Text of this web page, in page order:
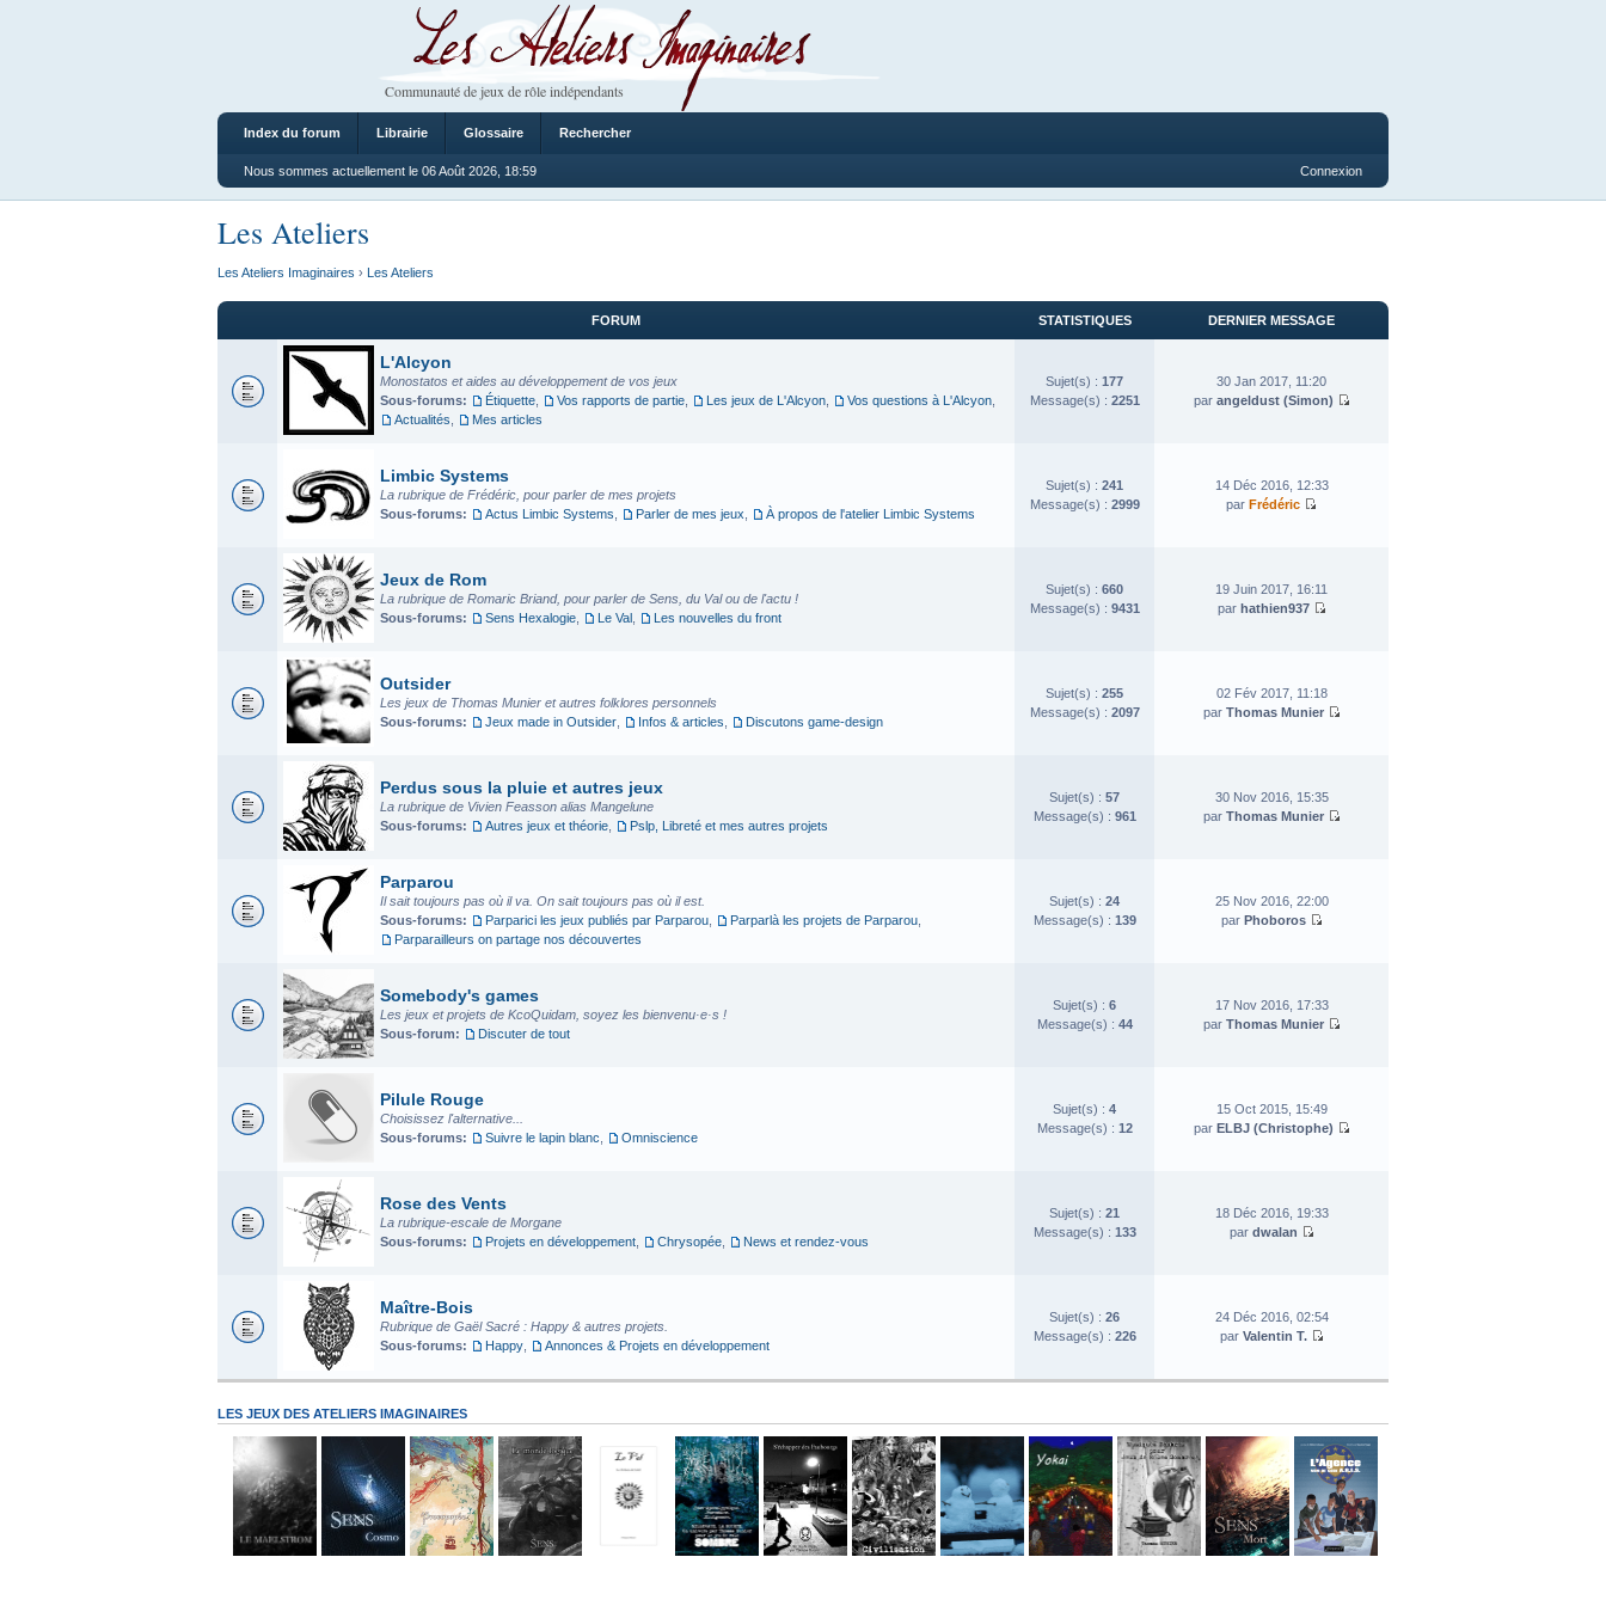
Les Ateliers Imaginaires
Communauté de jeux de rôle indépendants
Index du forum Librairie Glossaire Rechercher
Nous sommes actuellement le 06 Août 2026, 18:59 Connexion
Les Ateliers
Les Ateliers Imaginaires › Les Ateliers
FORUM STATISTIQUES DERNIER MESSAGE
L'Alcyon
Monostatos et aides au développement de vos jeux
Sous-forums:
Étiquette Vos rapports de partie Les jeux de L'Alcyon Vos questions à L'Alcyon
Actualités
Mes articles
Sujet(s) : 177
Message(s) : 2251
30 Jan 2017, 11:20
par angeldust (Simon)
Limbic Systems
La rubrique de Frédéric, pour parler de mes projets
Sous-forums:
Actus Limbic Systems Parler de mes jeux À propos de l'atelier Limbic Systems
Sujet(s) : 241
Message(s) : 2999
14 Déc 2016, 12:33
par Frédéric
Jeux de Rom
La rubrique de Romaric Briand, pour parler de Sens, du Val ou de l'actu !
Sous-forums:
Sens Hexalogie Le Val Les nouvelles du front
Sujet(s) : 660
Message(s) : 9431
19 Juin 2017, 16:11
par hathien937
Outsider
Les jeux de Thomas Munier et autres folklores personnels
Sous-forums:
Jeux made in Outsider Infos & articles Discutons game-design
Sujet(s) : 255
Message(s) : 2097
02 Fév 2017, 11:18
par Thomas Munier
Perdus sous la pluie et autres jeux
La rubrique de Vivien Feasson alias Mangelune
Sous-forums:
Autres jeux et théorie Pslp, Libreté et mes autres projets
Sujet(s) : 57
Message(s) : 961
30 Nov 2016, 15:35
par Thomas Munier
Parparou
Il sait toujours pas où il va. On sait toujours pas où il est.
Sous-forums:
Parparici les jeux publiés par Parparou Parparlà les projets de Parparou
Parparailleurs on partage nos découvertes
Sujet(s) : 24
Message(s) : 139
25 Nov 2016, 22:00
par Phoboros
Somebody's games
Les jeux et projets de KcoQuidam, soyez les bienvenu·e·s !
Sous-forum:
Discuter de tout
Sujet(s) : 6
Message(s) : 44
17 Nov 2016, 17:33
par Thomas Munier
Pilule Rouge
Choisissez l'alternative...
Sous-forums:
Suivre le lapin blanc Omniscience
Sujet(s) : 4
Message(s) : 12
15 Oct 2015, 15:49
par ELBJ (Christophe)
Rose des Vents
La rubrique-escale de Morgane
Sous-forums:
Projets en développement Chrysopée News et rendez-vous
Sujet(s) : 21
Message(s) : 133
18 Déc 2016, 19:33
par dwalan
Maître-Bois
Rubrique de Gaël Sacré : Happy & autres projets.
Sous-forums:
Happy Annonces & Projets en développement
Sujet(s) : 26
Message(s) : 226
24 Déc 2016, 02:54
par Valentin T.
LES JEUX DES ATELIERS IMAGINAIRES